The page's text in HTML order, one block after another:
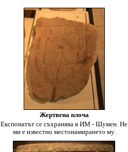
Жертвена плоча
Експонатът се съхранява в ИМ - Шумен. Не
ми е известно местонамирането му.